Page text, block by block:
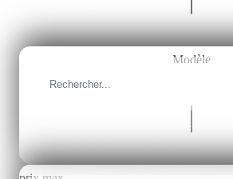
Tous les marques
Fermer
Modèle
Tous les modèles